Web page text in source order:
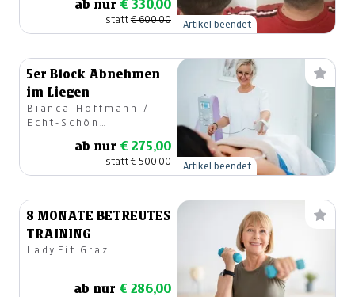
ab nur € 330,00
statt€ 600,00 Artikel beendet
5er Block Abnehmen
im Liegen
Bianca Hoffmann /
Echt-Schön
ab nur € 275,00
statt€ 500,00 Artikel beendet
8 MONATE BETREUTES
TRAINING
LadyFit Graz
ab nur € 286,00